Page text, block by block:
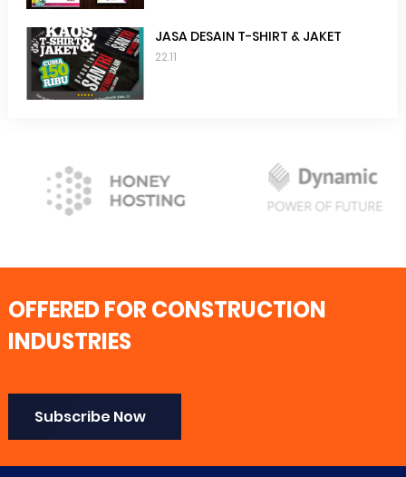
JASA DESAIN T-SHIRT & JAKET
22.11
OFFERED FOR CONSTRUCTION
INDUSTRIES
Subscribe Now